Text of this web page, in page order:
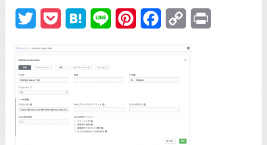
TwitterPocketHatenaLine PinterestFacebook
Copy